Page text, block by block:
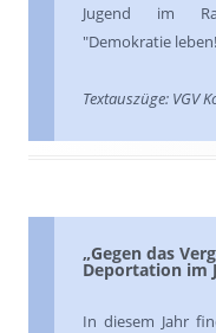
Jugend im
"Demokratie
Textauszüge: VGV
„Gegen das
Deportation im
In diesem Jahr